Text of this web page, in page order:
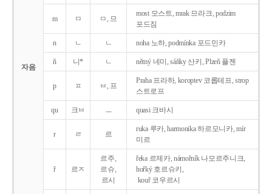
자음
m ㅁ ㅁ, 므
most 모스트, mrak 므라크, podzim
포드짐
n ㄴ ㄴ noha 노하, podmínka 포드민카
ň 니* ㄴ němý 네미, sáňky 산키, Plzeň 플젠
p ㅍ ㅂ, 프
Praha 프라하, koroptev 코롭테프, strop
스트로프
qu 크ㅂ ㅡ quasi 크바시
r ㄹ 르
ruka 루카, harmonika 하르모니카, mír
미르
ř 르ㅈ
르주,
르슈,
르시
řeka 르제카, námořník 나모르주니크,
hořký 호르슈키,
kouř 코우르시